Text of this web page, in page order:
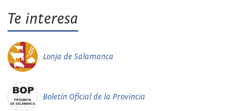
Te interesa
Lonja de Salamanca
Boletín Oficial de la Provincia